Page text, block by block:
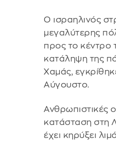
Ο ισραηλινός
μεγαλύτερης
προς το κέντρο
κατάληψη της
Χαμάς,
Αύγουστο.
Ανθρωπιστικές
κατάσταση στη
έχει κηρύξει